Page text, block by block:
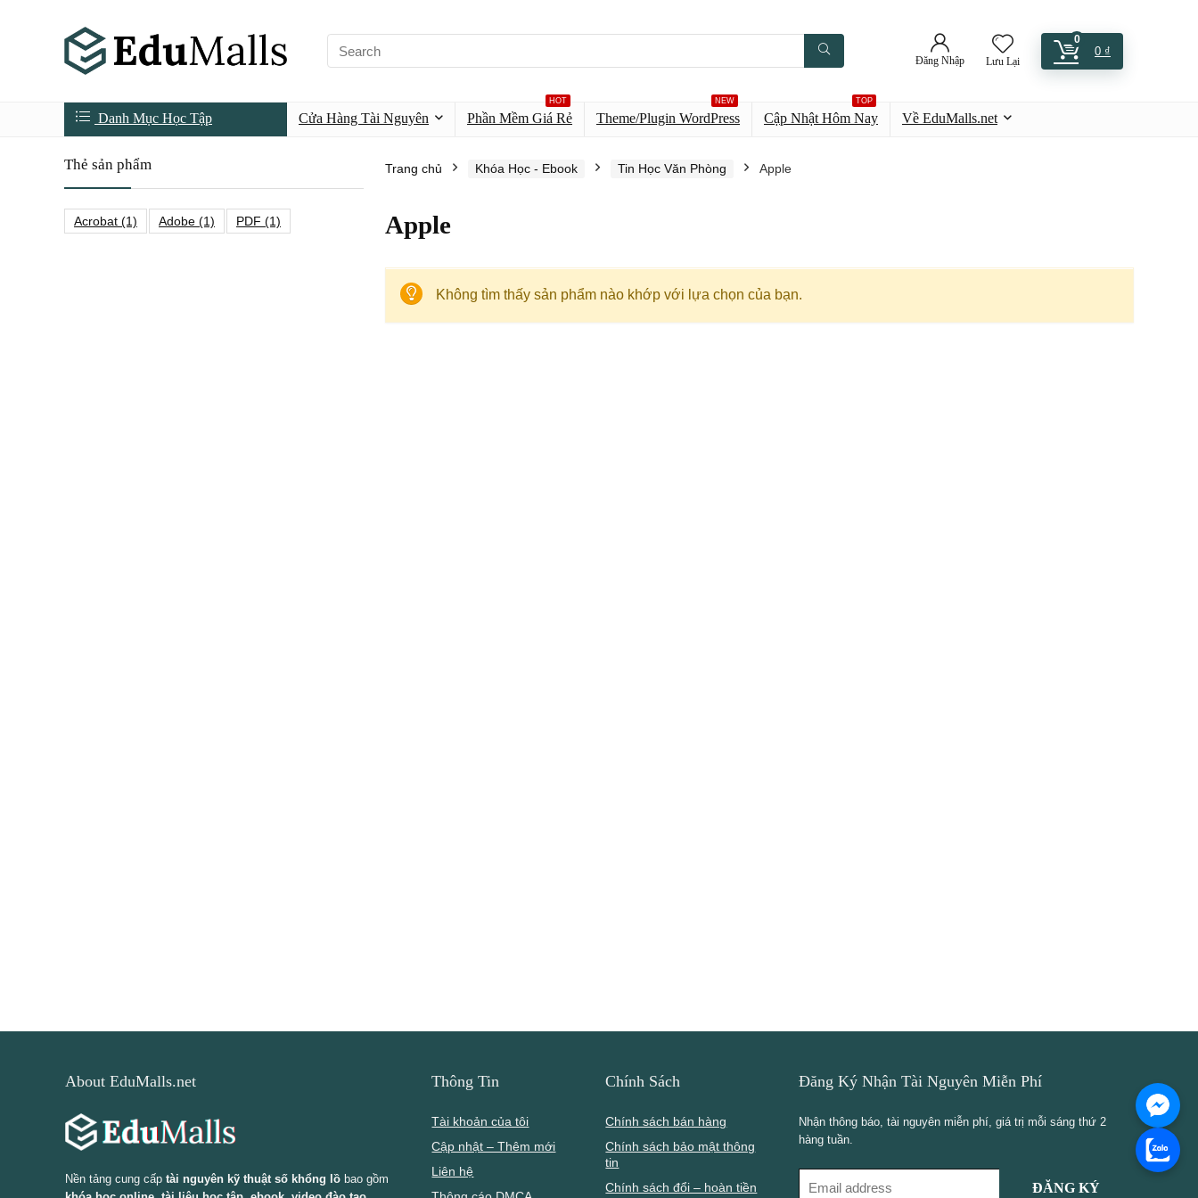
Đăng Nhập Lưu Lại
0
0 ₫
Danh Mục Học Tập Cửa Hàng Tài Nguyên
HOT
Phần Mềm Giá Rẻ
NEW
Theme/Plugin WordPress
TOP
Cập Nhật Hôm Nay Về EduMalls.net
Thẻ sản phẩm
Acrobat (1) Adobe (1) PDF (1)
Trang chủ Khóa Học - Ebook Tin Học Văn Phòng Apple
Apple
Không tìm thấy sản phẩm nào khớp với lựa chọn của bạn.
About EduMalls.net
Nền tảng cung cấp tài nguyên kỹ thuật số khổng lồbao gồm
Thông Tin
Tài khoản của tôi
Cập nhật – Thêm mới
Liên hệ
Chính Sách
Chính sách bán hàng
Chính sách bảo mật thông
tin
Chính sách đổi – hoàn tiền
Đăng Ký Nhận Tài Nguyên Miễn Phí
Nhận thông báo, tài nguyên miễn phí, giá trị mỗi sáng thứ 2
hàng tuần.